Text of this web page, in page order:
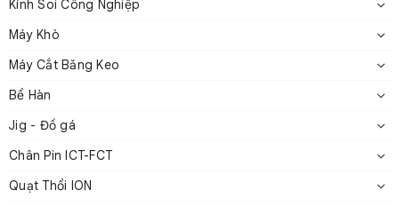
Kính Soi Công Nghiệp
Máy Khò
Máy Cắt Băng Keo
Bể Hàn
Jig - Đồ gá
Chân Pin ICT-FCT
Quạt Thổi ION